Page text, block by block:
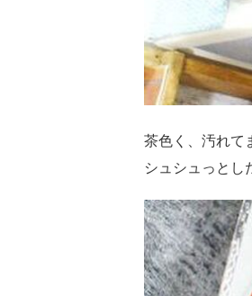
茶色く、汚れて
シュシュっとし